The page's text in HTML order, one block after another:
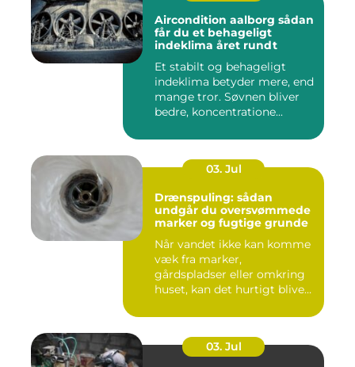
Aircondition aalborg sådan
får du et behageligt
indeklima året rundt
Et stabilt og behageligt
indeklima betyder mere, end
mange tror. Søvnen bliver
bedre, koncentratione...
03. Jul
Drænspuling: sådan
undgår du oversvømmede
marker og fugtige grunde
Når vandet ikke kan komme
væk fra marker,
gårdspladser eller omkring
huset, kan det hurtigt blive
03. Jul